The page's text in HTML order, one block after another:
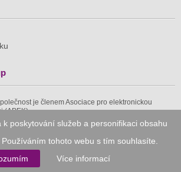
k poskytování služeb a personifikaci obsahu
tohoto webu s tím souhlasíte.
Více informací
je členem Asociace pro elektronickou
(APEK)